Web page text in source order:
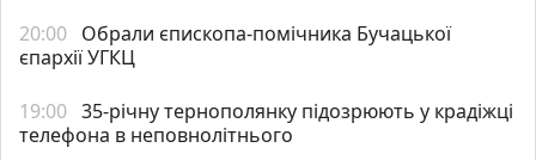
20:00 Обрали єпископа-помічника Бучацької
єпархії УГКЦ
19:00 35-річну тернополянку підозрюють у крадіжці
телефона в неповнолітнього